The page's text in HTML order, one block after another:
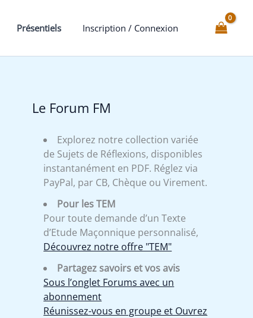
Présentiels Inscription / Connexion
Le Forum FM
Explorez notre collection variée
de Sujets de Réflexions, disponibles
instantanément en PDF. Réglez via
PayPal, par CB, Chèque ou Virement.
Pour les TEM
Pour toute demande d’un Texte
d’Etude Maçonnique personnalisé,
Découvrez notre offre "TEM"
Partagez savoirs et vos avis
Sous l’onglet Forums avec un
abonnement
Réunissez-vous en groupe et Ouvrez